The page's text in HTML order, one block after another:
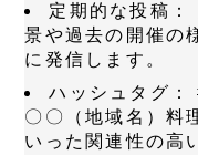
定期的な投稿：
景や過去の開催の
に発信します。
ハッシュタグ：
〇〇（地域名）料
いった関連性の高